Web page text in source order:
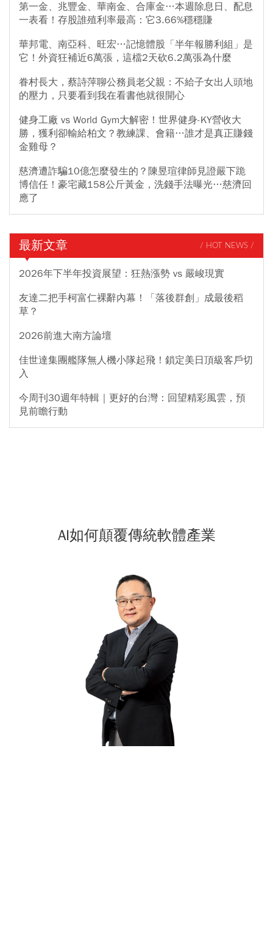
第一金、兆豐金、華南金、合庫金…本週除息日、配息
一表看！存股誰殖利率最高：它3.66%穩穩賺
華邦電、南亞科、旺宏…記憶體股「半年報勝利組」是
它！外資狂補近6萬張，這檔2天砍6.2萬張為什麼
眷村長大，蔡詩萍聊公務員老父親：不給子女出人頭地
的壓力，只要看到我在看書他就很開心
健身工廠 vs World Gym大解密！世界健身-KY營收大
勝，獲利卻輸給柏文？教練課、會籍…誰才是真正賺錢
金雞母？
慈濟遭詐騙10億怎麼發生的？陳昱瑄律師見證嚴下跪
博信任！豪宅藏158公斤黃金，洗錢手法曝光…慈濟回
應了
最新文章 / HOT NEWS /
2026年下半年投資展望：狂熱漲勢 vs 嚴峻現實
友達二把手柯富仁裸辭內幕！「落後群創」成最後稻
草？
2026前進大南方論壇
佳世達集團艦隊無人機小隊起飛！鎖定美日頂級客戶切
入
今周刊30週年特輯｜更好的台灣：回望精彩風雲，預
見前瞻行動
AI如何顛覆傳統軟體產業